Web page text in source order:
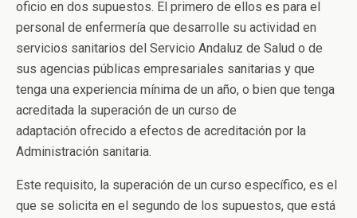
oficio en dos supuestos. El primero de ellos es para el
personal de enfermería que desarrolle su actividad en
servicios sanitarios del Servicio Andaluz de Salud o de
sus agencias públicas empresariales sanitarias y que
tenga una experiencia mínima de un año, o bien que tenga
acreditada la superación de un curso de
adaptación ofrecido a efectos de acreditación por la
Administración sanitaria.
Este requisito, la superación de un curso específico, es el
que se solicita en el segundo de los supuestos, que está